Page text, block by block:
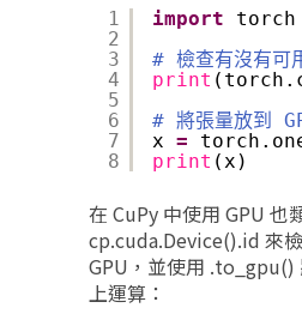
1
2
3
4
5
6
7
8
import
torch
# 檢查有沒有可
print
# 將張量放到
x =
print (x)
在 CuPy 中使用 GPU 也
cp.cuda.Device().id 來
GPU，並使用 .to_gpu()
上運算：